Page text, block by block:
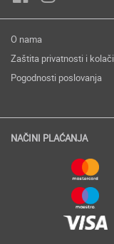
O nama
Zaštita privatnosti i
Pogodnosti poslovanja
NAČINI PLAĆANJA